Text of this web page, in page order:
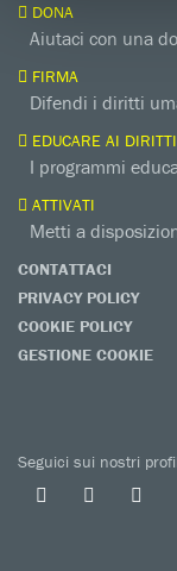
DONA
Aiutaci con una
FIRMA
Difendi i diritti
EDUCARE AI
I programmi
ATTIVATI
Metti a
CONTATTACI
PRIVACY POLICY
COOKIE POLICY
GESTIONE COOKIE
Seguici sui nostri